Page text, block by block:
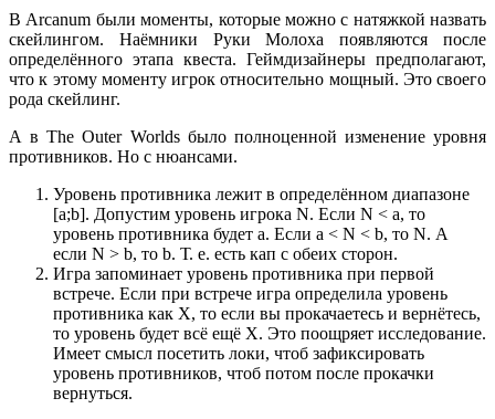
В Arcanum были моменты, которые можно с натяжкой назвать
скейлингом. Наёмники Руки Молоха появляются после
определённого этапа квеста. Геймдизайнеры предполагают,
что к этому моменту игрок относительно мощный. Это своего
рода скейлинг.
А в The Outer Worlds было полноценной изменение уровня
противников. Но с нюансами.
Уровень противника лежит в определённом диапазоне
[a;b]. Допустим уровень игрока N. Если N < a, то
уровень противника будет a. Если a < N < b, то N. А
если N > b, то b. Т. е. есть кап с обеих сторон.
Игра запоминает уровень противника при первой
встрече. Если при встрече игра определила уровень
противника как X, то если вы прокачаетесь и вернётесь,
то уровень будет всё ещё X. Это поощряет исследование.
Имеет смысл посетить локи, чтоб зафиксировать
уровень противников, чтоб потом после прокачки
вернуться.